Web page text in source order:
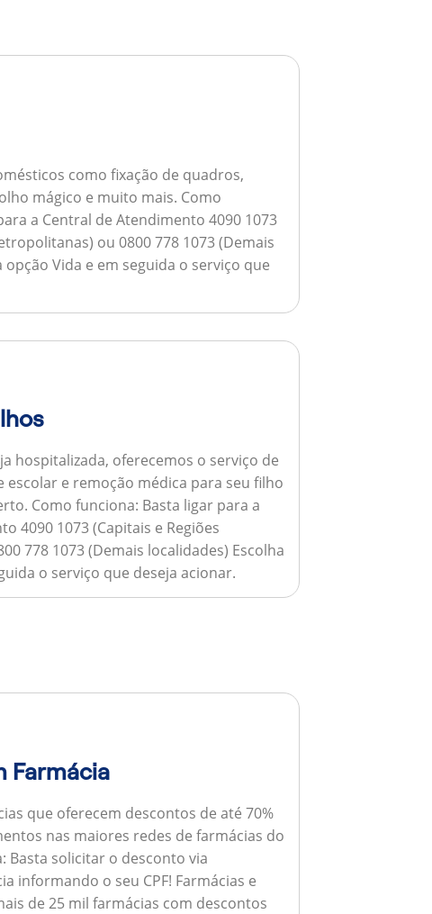
como fixação de quadros,
mágico e muito mais. Como
a Central de Atendimento 4090 1073
ou 0800 778 1073 (Demais
opção Vida e em seguida o serviço que
hospitalizada, oferecemos o serviço de
e remoção médica para seu filho
Como funciona: Basta ligar para a
4090 1073 (Capitais e Regiões
778 1073 (Demais localidades) Escolha
o serviço que deseja acionar.
Farmácia
que oferecem descontos de até 70%
nas maiores redes de farmácias do
Basta solicitar o desconto via
informando o seu CPF! Farmácias e
de 25 mil farmácias com descontos